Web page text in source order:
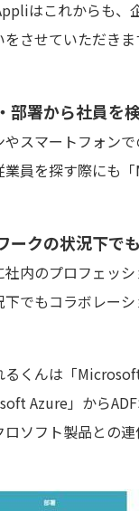
はこれからも、
させていただきま
部署から社員を
やスマートフォン
業員を探す際にも
ークの状況下で
社内のプロフェッ
下でもコラボレー
るくんは「
Azure」から
ソフト製品との連